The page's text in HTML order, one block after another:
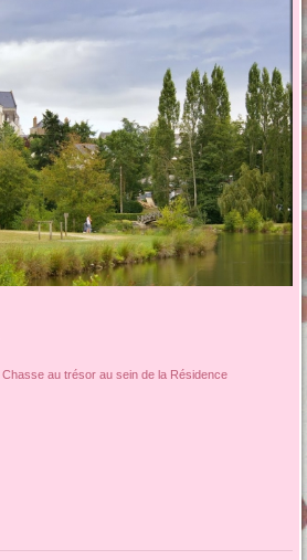
Chasse au trésor au sein de la Résidence